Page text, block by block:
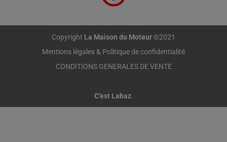
Copyright La Maison du Moteur©2021
Mentions légales & Politique de confidentialité
CONDITIONS GENERALES DE VENTE
C’est Labaz.